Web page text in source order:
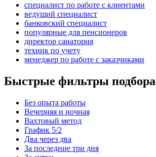
специалист по работе с клиентами
ведущий специалист
банковский специалист
популярные для пенсионеров
директор санатория
техник по учету
менеджер по работе с заказчиками
Быстрые фильтры
Без опыта работы
Вечерняя и ночная
Вахтовый метод
График 5/2
Два через два
За последние три дня